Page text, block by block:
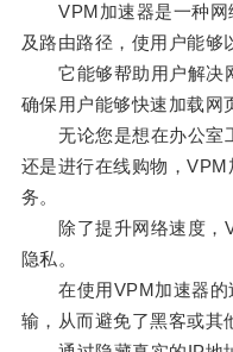
VPM加速器是一种网
及路由路径，使用户能够
它能够帮助用户解决网
确保用户能够快速加载网
无论您是想在办公室
还是进行在线购物，
务。
除了提升网络速度，
隐私。
在使用VPM加速器的
输，从而避免了黑客或其